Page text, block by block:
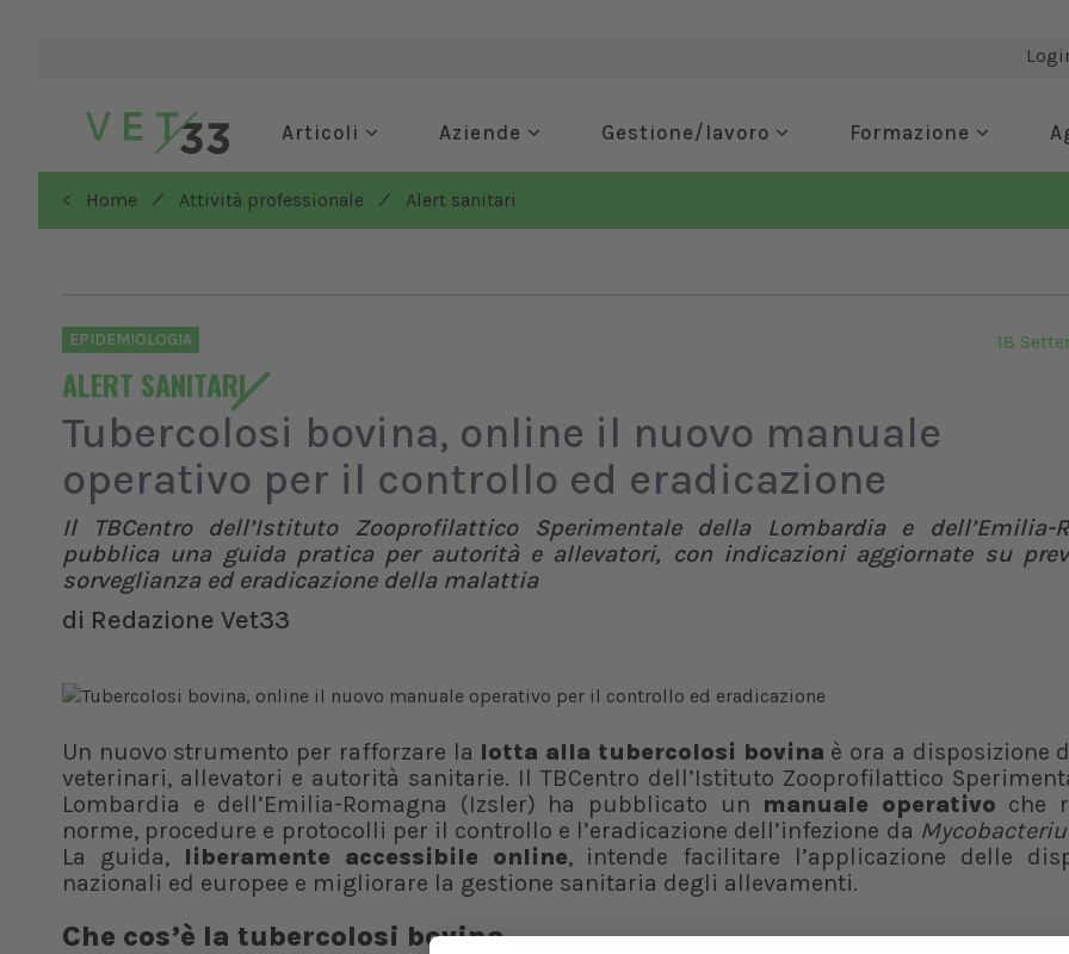
Articoli Aziende Gestione/lavoro Formazione
< Home / Attività professionale / Alert sanitari
EPIDEMIOLOGIA
ALERT SANITARI
18
Tubercolosi bovina, online il nuovo manuale
operativo per il controllo ed eradicazione
Il TBCentro dell’Istituto Zooprofilattico Sperimentale della Lombardia e dell’Emilia-
pubblica una guida pratica per autorità e allevatori, con indicazioni aggiornate su
sorveglianza ed eradicazione della malattia
di Redazione Vet33
Un nuovo strumento per rafforzare la lotta alla tubercolosi bovina è ora a disposizione
veterinari, allevatori e autorità sanitarie. Il TBCentro dell’Istituto Zooprofilattico
Lombardia e dell’Emilia-Romagna (Izsler) ha pubblicato un manuale operativo che
norme, procedure e protocolli per il controllo e l’eradicazione dell’infezione da
La guida, liberamente accessibile online, intende facilitare l’applicazione delle
nazionali ed europee e migliorare la gestione sanitaria degli allevamenti.
Che cos’è la tubercolosi bovina